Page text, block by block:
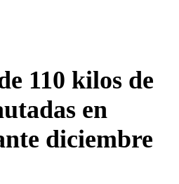
110 kilos de
en
diciembre